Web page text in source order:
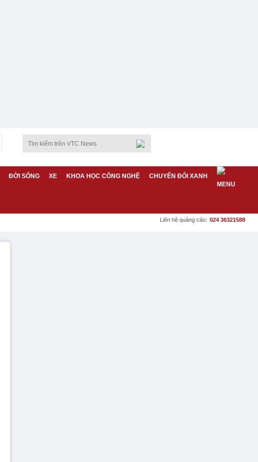
ĐỜI SỐNG XE KHOA HỌC CÔNG NGHỆ CHUYỂN ĐỔI XANH
Liên hệ quảng cáo: 024 36321588